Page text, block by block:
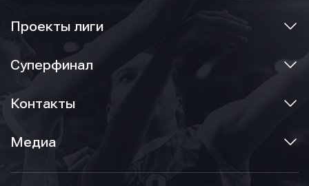
Проекты лиги
Суперфинал
Контакты
Медиа